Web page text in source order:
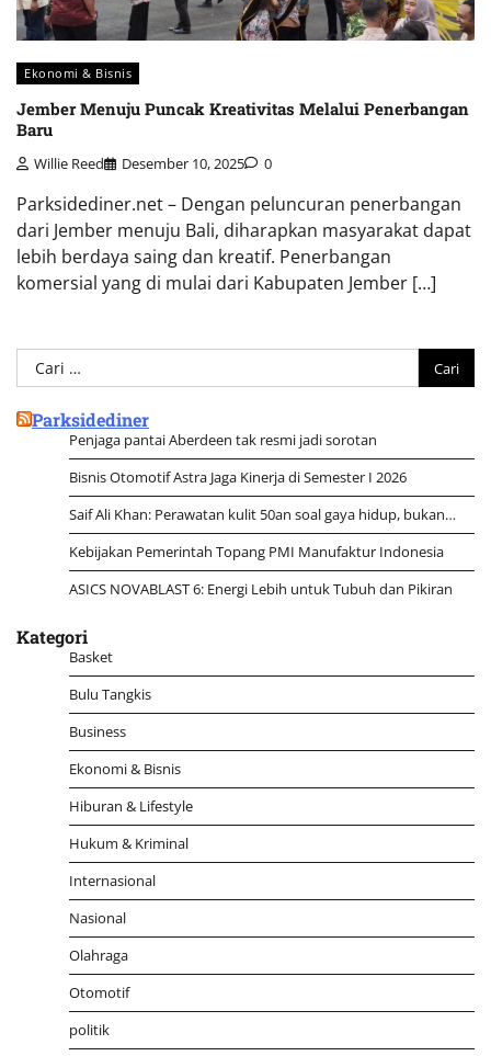
Ekonomi & Bisnis
Jember Menuju Puncak Kreativitas Melalui Penerbangan
Baru
Willie Reed Desember 10, 2025 0
Parksidediner.net – Dengan peluncuran penerbangan
dari Jember menuju Bali, diharapkan masyarakat dapat
lebih berdaya saing dan kreatif. Penerbangan
komersial yang di mulai dari Kabupaten Jember […]
Cari
untuk:
Parksidediner
Penjaga pantai Aberdeen tak resmi jadi sorotan
Bisnis Otomotif Astra Jaga Kinerja di Semester I 2026
Saif Ali Khan: Perawatan kulit 50an soal gaya hidup, bukan…
Kebijakan Pemerintah Topang PMI Manufaktur Indonesia
ASICS NOVABLAST 6: Energi Lebih untuk Tubuh dan Pikiran
Kategori
Basket
Bulu Tangkis
Business
Ekonomi & Bisnis
Hiburan & Lifestyle
Hukum & Kriminal
Internasional
Nasional
Olahraga
Otomotif
politik